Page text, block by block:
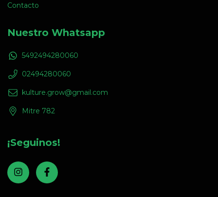
Contacto
Nuestro Whatsapp
5492494280060
02494280060
kulture.grow@gmail.com
Mitre 782
¡Seguinos!